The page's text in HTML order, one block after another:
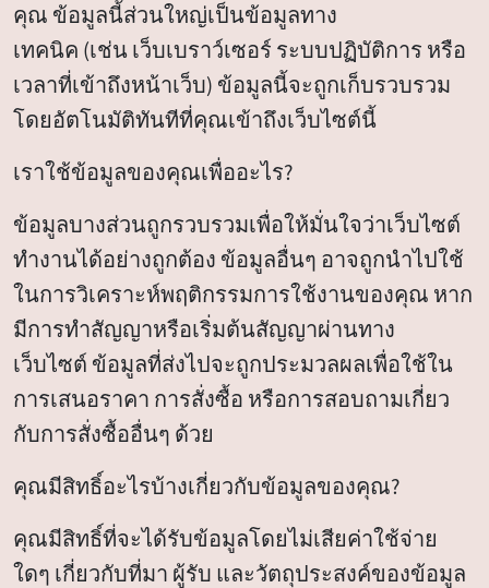
คุณ ข้อมูลนี้ส่วนใหญ่เป็นข้อมูลทาง
เทคนิค (เช่น เว็บเบราว์เซอร์ ระบบปฏิบัติการ หรือ
เวลาที่เข้าถึงหน้าเว็บ) ข้อมูลนี้จะถูกเก็บรวบรวม
โดยอัตโนมัติทันทีที่คุณเข้าถึงเว็บไซต์นี้
เราใช้ข้อมูลของคุณเพื่ออะไร?
ข้อมูลบางส่วนถูกรวบรวมเพื่อให้มั่นใจว่าเว็บไซต์
ทำงานได้อย่างถูกต้อง ข้อมูลอื่นๆ อาจถูกนำไปใช้
ในการวิเคราะห์พฤติกรรมการใช้งานของคุณ หาก
มีการทำสัญญาหรือเริ่มต้นสัญญาผ่านทาง
เว็บไซต์ ข้อมูลที่ส่งไปจะถูกประมวลผลเพื่อใช้ใน
การเสนอราคา การสั่งซื้อ หรือการสอบถามเกี่ยว
กับการสั่งซื้ออื่นๆ ด้วย
คุณมีสิทธิ์อะไรบ้างเกี่ยวกับข้อมูลของคุณ?
คุณมีสิทธิ์ที่จะได้รับข้อมูลโดยไม่เสียค่าใช้จ่าย
ใดๆ เกี่ยวกับที่มา ผู้รับ และวัตถุประสงค์ของข้อมูล